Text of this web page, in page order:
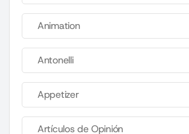
Animation
Antonelli
Appetizer
Artículos de Opinión